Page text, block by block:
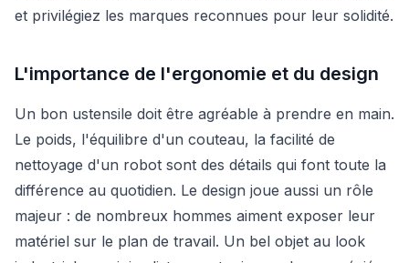
et privilégiez les marques reconnues pour leur solidité.
L'importance de l'ergonomie et du design
Un bon ustensile doit être agréable à prendre en main.
Le poids, l'équilibre d'un couteau, la facilité de
nettoyage d'un robot sont des détails qui font toute la
différence au quotidien. Le design joue aussi un rôle
majeur : de nombreux hommes aiment exposer leur
matériel sur le plan de travail. Un bel objet au look